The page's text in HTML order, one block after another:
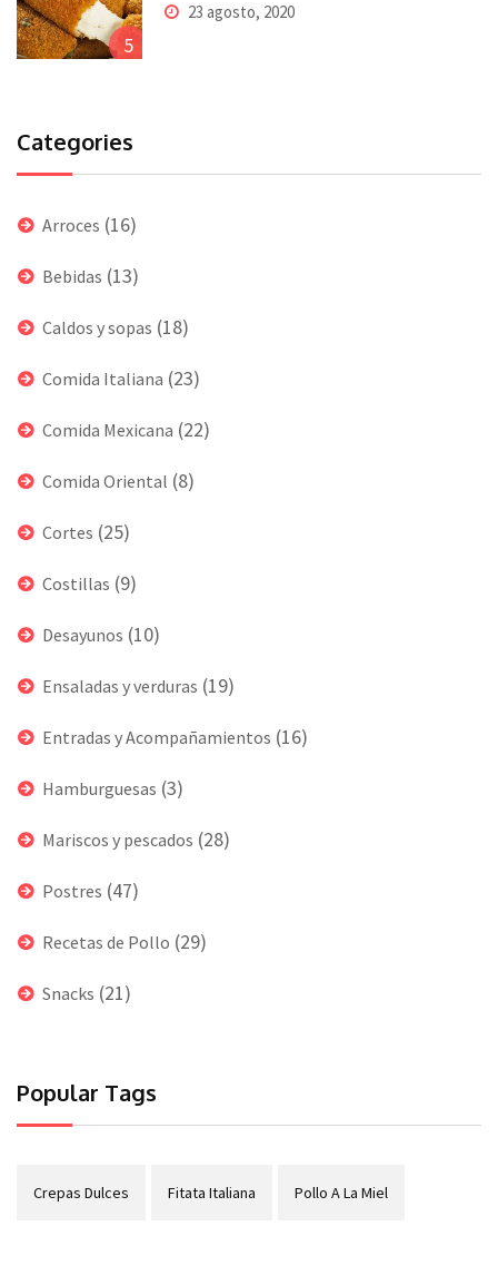
5
23 agosto, 2020
Categories
Arroces (16)
Bebidas (13)
Caldos y sopas (18)
Comida Italiana (23)
Comida Mexicana (22)
Comida Oriental (8)
Cortes (25)
Costillas (9)
Desayunos (10)
Ensaladas y verduras (19)
Entradas y Acompañamientos (16)
Hamburguesas (3)
Mariscos y pescados (28)
Postres (47)
Recetas de Pollo (29)
Snacks (21)
Popular Tags
Crepas Dulces Fitata Italiana Pollo A La Miel